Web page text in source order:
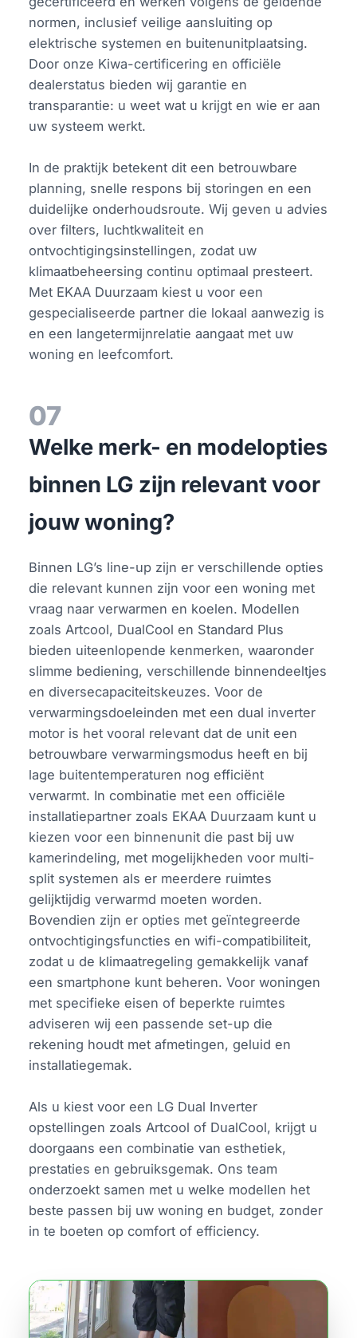
normen, inclusief veilige aansluiting op
elektrische systemen en buitenunitplaatsing.
Door onze Kiwa-certificering en officiële
dealerstatus bieden wij garantie en
transparantie: u weet wat u krijgt en wie er aan
uw systeem werkt.
In de praktijk betekent dit een betrouwbare
planning, snelle respons bij storingen en een
duidelijke onderhoudsroute. Wij geven u advies
over filters, luchtkwaliteit en
ontvochtigingsinstellingen, zodat uw
klimaatbeheersing continu optimaal presteert.
Met EKAA Duurzaam kiest u voor een
gespecialiseerde partner die lokaal aanwezig is
en een langetermijnrelatie aangaat met uw
woning en leefcomfort.
07
Welke merk- en modelopties
binnen LG zijn relevant voor
jouw woning?
Binnen LG’s line-up zijn er verschillende opties
die relevant kunnen zijn voor een woning met
vraag naar verwarmen en koelen. Modellen
zoals Artcool, DualCool en Standard Plus
bieden uiteenlopende kenmerken, waaronder
slimme bediening, verschillende binnendeeltjes
en diversecapaciteitskeuzes. Voor de
verwarmingsdoeleinden met een dual inverter
motor is het vooral relevant dat de unit een
betrouwbare verwarmingsmodus heeft en bij
lage buitentemperaturen nog efficiënt
verwarmt. In combinatie met een officiële
installatiepartner zoals EKAA Duurzaam kunt u
kiezen voor een binnenunit die past bij uw
kamerindeling, met mogelijkheden voor multi-
split systemen als er meerdere ruimtes
gelijktijdig verwarmd moeten worden.
Bovendien zijn er opties met geïntegreerde
ontvochtigingsfuncties en wifi-compatibiliteit,
zodat u de klimaatregeling gemakkelijk vanaf
een smartphone kunt beheren. Voor woningen
met specifieke eisen of beperkte ruimtes
adviseren wij een passende set-up die
rekening houdt met afmetingen, geluid en
installatiegemak.
Als u kiest voor een LG Dual Inverter
opstellingen zoals Artcool of DualCool, krijgt u
doorgaans een combinatie van esthetiek,
prestaties en gebruiksgemak. Ons team
onderzoekt samen met u welke modellen het
beste passen bij uw woning en budget, zonder
in te boeten op comfort of efficiency.